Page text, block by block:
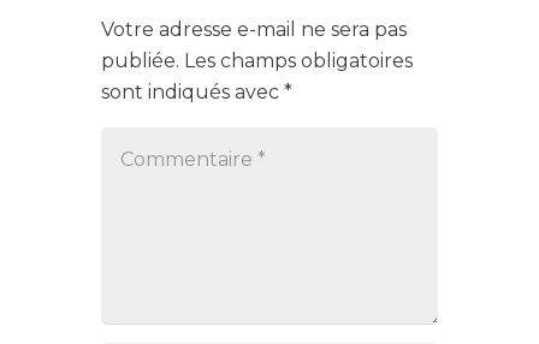
Votre adresse e-mail ne sera pas
publiée. Les champs obligatoires
sont indiqués avec *